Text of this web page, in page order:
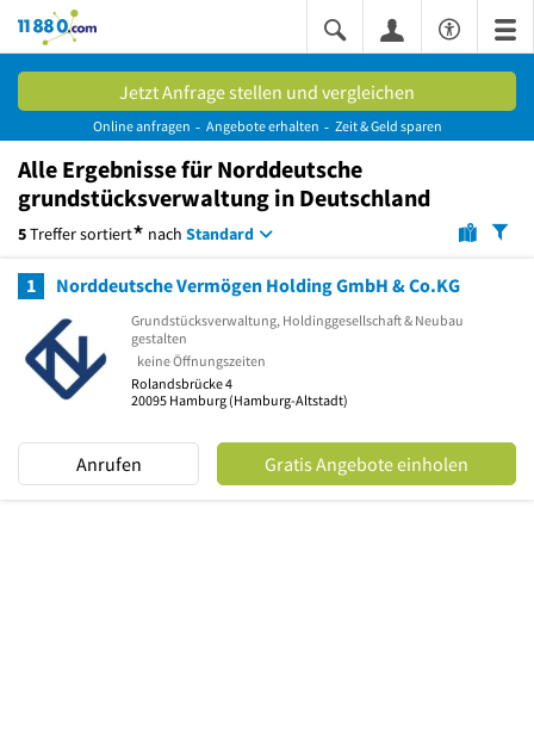
11880.com
Jetzt Anfrage stellen und vergleichen
Online anfragen Angebote erhalten Zeit & Geld sparen
Alle Ergebnissefür Norddeutsche
grundstücksverwaltung in Deutschland
5Treffersortiert* nach Standard
1 Norddeutsche Vermögen Holding GmbH & Co.KG
Grundstücksverwaltung, Holdinggesellschaft & Neubau
gestalten
keine Öffnungszeiten
Rolandsbrücke 4
20095 Hamburg (Hamburg-Altstadt)
Anrufen Gratis Angebote einholen